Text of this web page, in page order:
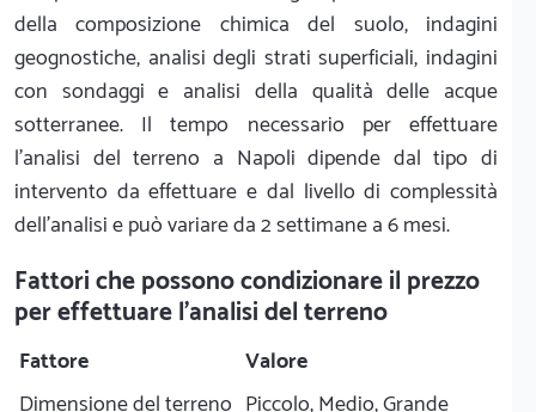
della composizione chimica del suolo, indagini
geognostiche, analisi degli strati superficiali, indagini
con sondaggi e analisi della qualità delle acque
sotterranee. Il tempo necessario per effettuare
l’analisi del terreno a Napoli dipende dal tipo di
intervento da effettuare e dal livello di complessità
dell’analisi e può variare da 2 settimane a 6 mesi.
Fattori che possono condizionare il prezzo
per effettuare l'analisi del terreno
Fattore
Valore
Dimensione del terreno Piccolo, Medio, Grande